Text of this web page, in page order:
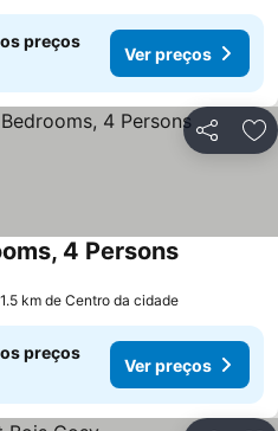
preços
Ver preços
Partilhar
4 Persons
km de Centro da cidade
preços
Ver preços